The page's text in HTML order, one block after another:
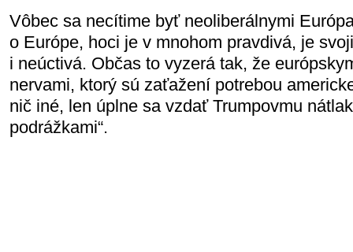
Vôbec sa necítime byť neoliberálnymi
o Európe, hoci je v mnohom pravdivá, je
i neúctivá. Občas to vyzerá tak, že
nervami, ktorý sú zaťažení potrebou
nič iné, len úplne sa vzdať Trumpovmu
podrážkami“.